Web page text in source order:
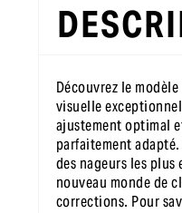
Découvrez le
visuelle
ajustement optimal
parfaitement
des nageurs les
nouveau monde de
corrections. Pour